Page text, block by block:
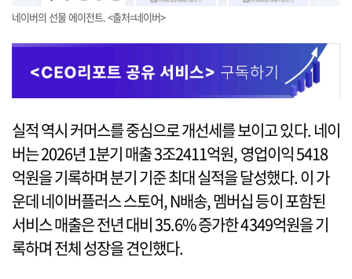
네이버의 선물 에이전트. <출처=네이버>
실적 역시 커머스를 중심으로 개선세를 보이고 있다. 네이
버는 2026년 1분기 매출 3조2411억원, 영업이익 5418
억원을 기록하며 분기 기준 최대 실적을 달성했다. 이 가
운데 네이버플러스 스토어, N배송, 멤버십 등이 포함된
서비스 매출은 전년 대비 35.6% 증가한 4349억원을 기
록하며 전체 성장을 견인했다.